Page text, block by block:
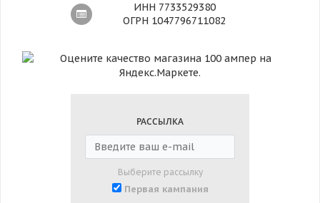
ИНН 7733529380
ОГРН 1047796711082
РАССЫЛКА
Выберите рассылку
Первая кампания